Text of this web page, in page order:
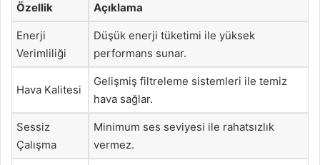
Özellik Açıklama
Enerji
Verimliliği
Düşük enerji tüketimi ile yüksek
performans sunar.
Hava Kalitesi
Gelişmiş filtreleme sistemleri ile temiz
hava sağlar.
Sessiz
Çalışma
Minimum ses seviyesi ile rahatsızlık
vermez.